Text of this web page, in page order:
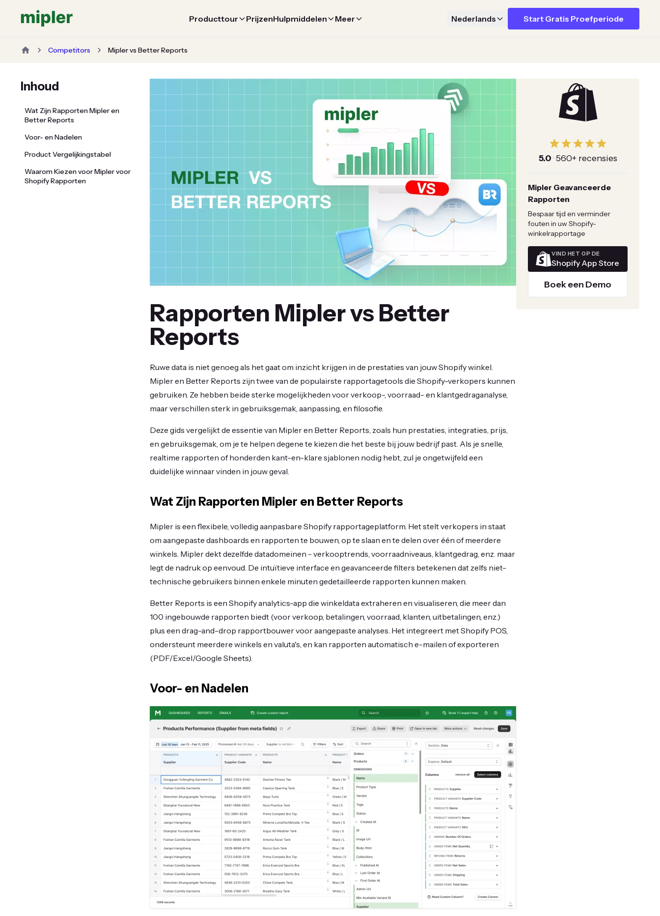
Producttour PrijzenHulpmiddelen Meer Nederlands Start Gratis Proefperiode
Competitors Mipler vs Better Reports
Inhoud
Wat Zijn Rapporten Mipler en
Better Reports
Voor- en Nadelen
Product Vergelijkingstabel
Waarom Kiezen voor Mipler voor
Shopify Rapporten
Rapporten Mipler vs Better
Reports
Ruwe data is niet genoeg als het gaat om inzicht krijgen in de prestaties van jouw Shopify winkel.
Mipler en Better Reports zijn twee van de populairste rapportagetools die Shopify-verkopers kunnen
gebruiken. Ze hebben beide sterke mogelijkheden voor verkoop-, voorraad- en klantgedraganalyse,
maar verschillen sterk in gebruiksgemak, aanpassing, en filosofie.
Deze gids vergelijkt de essentie van Mipler en Better Reports, zoals hun prestaties, integraties, prijs,
en gebruiksgemak, om je te helpen degene te kiezen die het beste bij jouw bedrijf past. Als je snelle,
realtime rapporten of honderden kant-en-klare sjablonen nodig hebt, zul je ongetwijfeld een
duidelijke winnaar vinden in jouw geval.
Wat Zijn Rapporten Mipler en Better Reports
Mipler is een flexibele, volledig aanpasbare Shopify rapportageplatform. Het stelt verkopers in staat
om aangepaste dashboards en rapporten te bouwen, op te slaan en te delen over één of meerdere
winkels. Mipler dekt dezelfde datadomeinen - verkooptrends, voorraadniveaus, klantgedrag, enz. maar
legt de nadruk op eenvoud. De intuïtieve interface en geavanceerde filters betekenen dat zelfs niet-
technische gebruikers binnen enkele minuten gedetailleerde rapporten kunnen maken.
Better Reports is een Shopify analytics-app die winkeldata extraheren en visualiseren, die meer dan
100 ingebouwde rapporten biedt (voor verkoop, betalingen, voorraad, klanten, uitbetalingen, enz.)
plus een drag-and-drop rapportbouwer voor aangepaste analyses. Het integreert met Shopify POS,
ondersteunt meerdere winkels en valuta's, en kan rapporten automatisch e-mailen of exporteren
(PDF/Excel/Google Sheets).
Voor- en Nadelen
5.0 · 560+ recensies
Mipler Geavanceerde
Rapporten
Bespaar tijd en verminder
fouten in uw Shopify-
winkelrapportage
VIND HET OP DE
Shopify App Store
Boek een Demo